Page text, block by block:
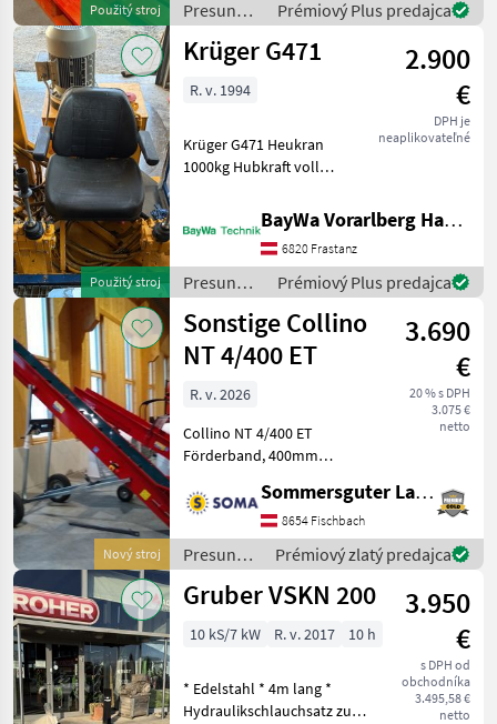
Použitý stroj
Klemmkasten (=o
Presun
materiálu
/ Gruber
Prémiový Plus predajca
Použitý stroj
Krüger G471
2.900
€
DPH je
neaplikovateľné
R. v. 1994
Krüger G471 Heukran
1000kg Hubkraft voll
materiálu Zdvíhače a
nakladače
BayWa Vorarlberg HandelsGmbH BayWa Technik
6820 Frastanz
Presun
materiálu
/ Krüger
Prémiový Plus predajca
Nový stroj
Sonstige Collino
NT 4/400 ET
3.690
€
20 % s DPH
3.075 €
netto
R. v. 2026
Collino NT 4/400 ET
Förderband, 400mm
von 4m, eigenes Fahrwerk,
elektro Antrieb 380V. 4, 5
und 6m Variante sind auf
Lager und sofort Verf
Sommersguter Landmaschinen GmbH
8654 Fischbach
Presun
materiálu
/ Sonstige
Prémiový zlatý predajca
Gruber VSKN 200
3.950
€
s DPH od
obchodníka
3.495,58 €
netto
10 kS/7 kW R. v. 2017 10 h
* Edelstahl * 4m lang *
Hydraulikschlauchsatz zur